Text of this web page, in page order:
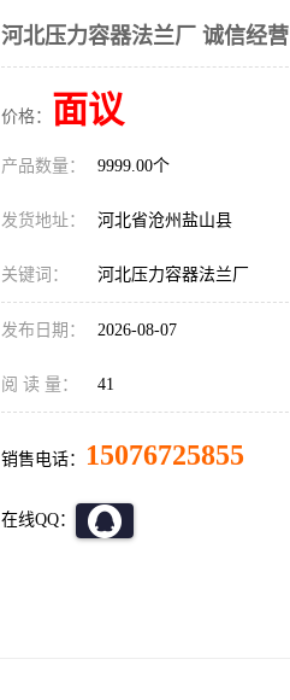
河北压力容器法兰厂 诚信经营
价格： 面议
产品数量： 9999.00个
发货地址： 河北省沧州盐山县
关键词： 河北压力容器法兰厂
发布日期： 2026-08-07
阅 读 量： 41
销售电话： 15076725855
在线QQ：